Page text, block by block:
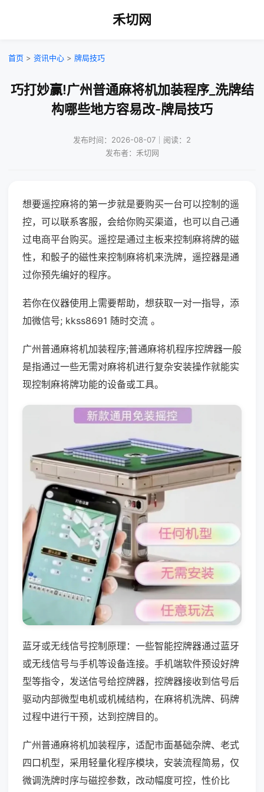
禾切网
首页 > 资讯中心 > 牌局技巧
巧打妙赢!广州普通麻将机加装程序_洗牌结
构哪些地方容易改-牌局技巧
发布时间：2026-08-07｜阅读：2
发布者：禾切网
想要遥控麻将的第一步就是要购买一台可以控制的遥
控，可以联系客服，会给你购买渠道，也可以自己通
过电商平台购买。遥控是通过主板来控制麻将牌的磁
性，和骰子的磁性来控制麻将机来洗牌，遥控器是通
过你预先编好的程序。
若你在仪器使用上需要帮助，想获取一对一指导，添
加微信号; kkss8691 随时交流 。
广州普通麻将机加装程序;普通麻将机程序控牌器一般
是指通过一些无需对麻将机进行复杂安装操作就能实
现控制麻将牌功能的设备或工具。
蓝牙或无线信号控制原理：一些智能控牌器通过蓝牙
或无线信号与手机等设备连接。手机端软件预设好牌
型等指令，发送信号给控牌器，控牌器接收到信号后
驱动内部微型电机或机械结构，在麻将机洗牌、码牌
过程中进行干预，达到控牌目的。
广州普通麻将机加装程序，适配市面基础杂牌、老式
四口机型，采用轻量化程序模块，安装流程简易，仅
微调洗牌时序与磁控参数，改动幅度可控，性价比